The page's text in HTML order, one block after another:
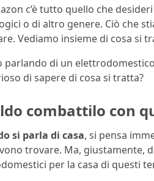
c’è tutto quello che
o di altro genere. Ciò che
Vediamo insieme di cosa si
parlando di un
di sapere di cosa si tratta?
combattilo con
si parla di casa, si pensa
trovare. Ma, giustamente,
per la casa di questi